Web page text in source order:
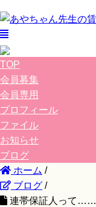
TOP
会員募集
会員専用
プロフィール
ファイル
お知らせ
ブログ
ホーム /
ブログ /
連帯保証人って……